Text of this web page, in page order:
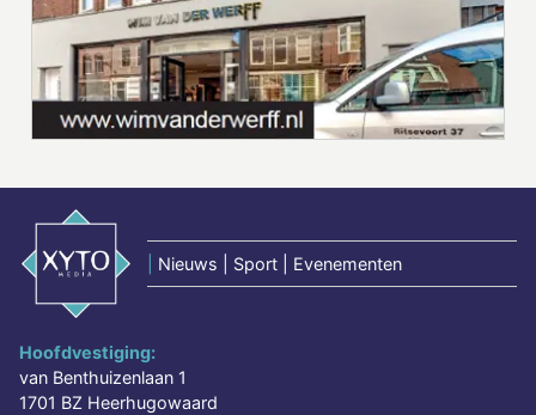
Nieuws | Sport | Evenementen
Hoofdvestiging:
van Benthuizenlaan 1
1701 BZ Heerhugowaard